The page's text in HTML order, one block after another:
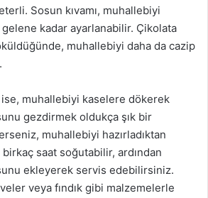
Sosun kıvamı, muhallebiyi
kadar ayarlanabilir. Çikolata
muhallebiyi daha da cazip
ise, muhallebiyi kaselere dökerek
gezdirmek oldukça şık bir
muhallebiyi hazırladıktan
saat soğutabilir, ardından
ekleyerek servis edebilirsiniz.
veya fındık gibi malzemelerle